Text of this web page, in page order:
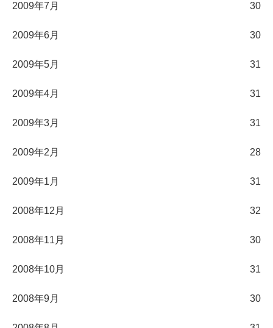
2009年7月 30
2009年6月 30
2009年5月 31
2009年4月 31
2009年3月 31
2009年2月 28
2009年1月 31
2008年12月 32
2008年11月 30
2008年10月 31
2008年9月 30